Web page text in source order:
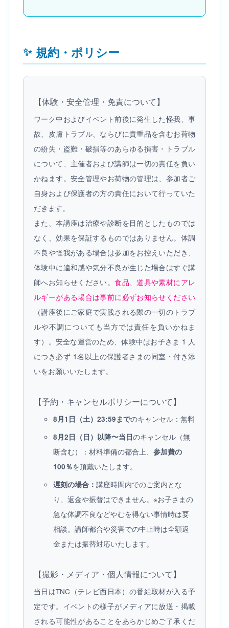
規約・ポリシー
【体験・安全管理・免責について】
ワーク中およびイベント前後に発生した怪我、事
故、皮膚トラブル、ならびに貴重品を含むお荷物
の紛失・盗難・破損等のあらゆる損害・トラブル
について、主催者および講師は一切の責任を負い
かねます。安全管理やお荷物の管理は、参加者ご
自身および保護者の方の責任において行っていた
だきます。
また、本講座は治療や診断を目的としたものでは
なく、効果を保証するものではありません。体調
不良や怪我がある場合は参加をお控えいただき、
体験中に違和感や気分不良が生じた場合はすぐ講
師へお知らせください。食品、道具や素材にアレ
ルギーがある場合は事前に必ずお知らせください
（講座後にご家庭で実践される際の一切のトラブ
ルや不調についても当方では責任を負いかねま
す）。安全な運営のため、体験中はお子さま 1 人
につき必ず 1名以上の保護者さまの同室・付き添
いをお願いいたします。
【予約・キャンセルポリシーについて】
8月1日（土）23:59までのキャンセル：無料
8月2日（日）以降〜当日のキャンセル（無
断含む）：材料準備の都合上、 参加費の
100％を頂戴いたします。
遅刻の場合： 講座時間内でのご案内とな
り、返金や振替はできません。※お子さまの
急な体調不良などやむを得ない事情時は要
相談。講師都合や災害での中止時は全額返
金または振替対応いたします。
【撮影・メディア・個人情報について】
当日はTNC（テレビ西日本）の番組取材が入る予
定です。イベントの様子がメディアに放送・掲載
される可能性があることをあらかじめご了承くだ